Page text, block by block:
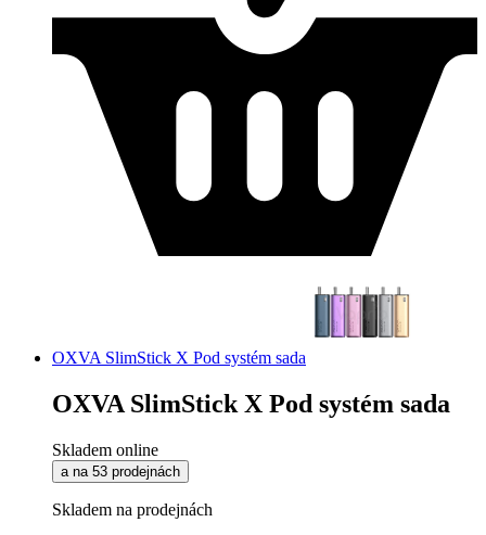
OXVA SlimStick X Pod systém sada
OXVA SlimStick X Pod systém sada
Skladem online
a na 53 prodejnách
Skladem na prodejnách